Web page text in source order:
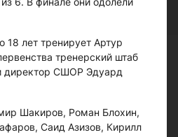
лет тренирует Артур
тренерский штаб
директор СШОР Эдуард
Шакиров, Роман Блохин,
Саид Азизов, Кирилл